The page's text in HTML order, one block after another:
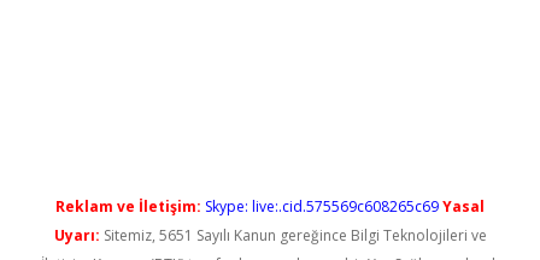
Reklam ve İletişim: Skype: live:.cid.575569c608265c69Yasal
Uyarı: Sitemiz, 5651 Sayılı Kanun gereğince Bilgi Teknolojileri ve